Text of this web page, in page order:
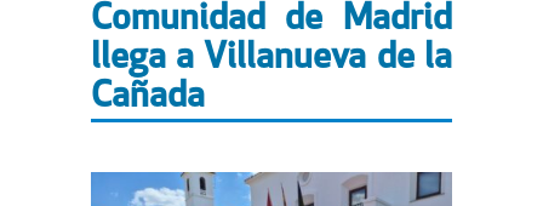
Comunidad de Madrid
llega a Villanueva de la
Cañada